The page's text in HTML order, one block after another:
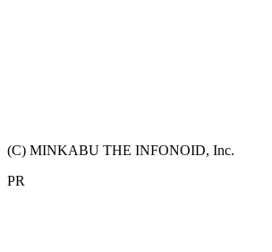
(C) MINKABU THE INFONOID, Inc.
PR